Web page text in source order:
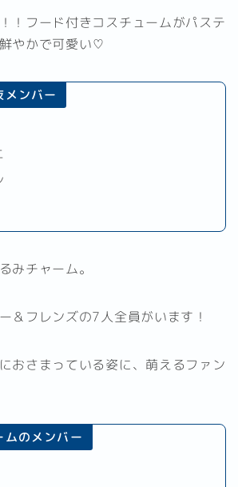
！フード付きコスチュームがパステ
やかで可愛い♡
メンバー
みチャーム。
＆フレンズの7人全員がいます！
おさまっている姿に、萌えるファン
ムのメンバー